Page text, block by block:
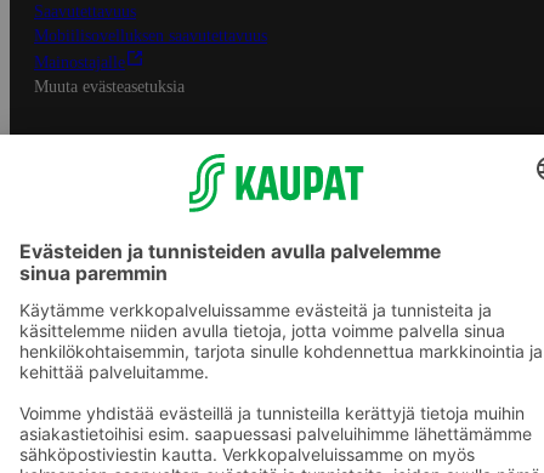
Saavutettavuus
Mobiilisovelluksen saavutettavuus
Mainostajalle
Muuta evästeasetuksia
S-ryhmän palvelut
S-ryhmä
Asiakasomistajuus
Yhteishyvä Ruoka -sovellus
S-ostoslista -sovellus
Prisma.fi
Sokos.fi
S-Pankki
Yhteishyvä
Sokos Hotels